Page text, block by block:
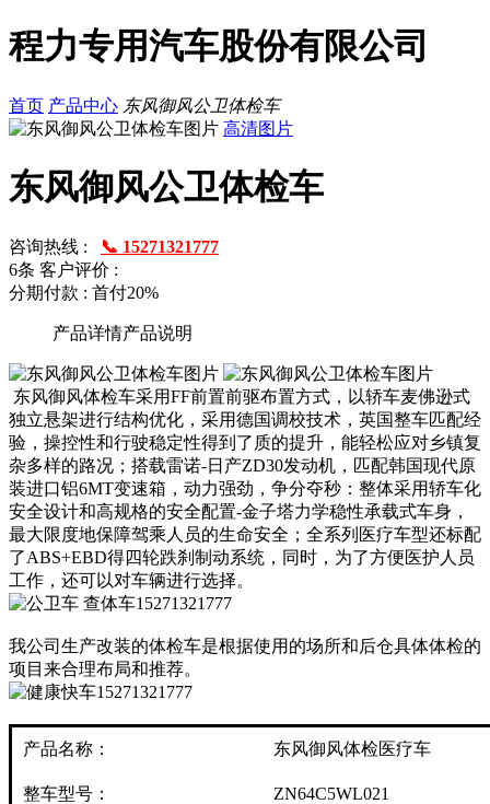
程力专用汽车股份有限公司
首页 产品中心 东风御风公卫体检车
高清图片
东风御风公卫体检车
咨询热线 :
📞 15271321777
6条 客户评价 :
分期付款 : 首付20%
产品详情产品说明
东风御风体检车采用FF前置前驱布置方式，以轿车麦佛逊式
独立悬架进行结构优化，采用德国调校技术，英国整车匹配经
验，操控性和行驶稳定性得到了质的提升，能轻松应对乡镇复
杂多样的路况；搭载雷诺-日产ZD30发动机，匹配韩国现代原
装进口铝6MT变速箱，动力强劲，争分夺秒：整体采用轿车化
安全设计和高规格的安全配置-金子塔力学稳性承载式车身，
最大限度地保障驾乘人员的生命安全；全系列医疗车型还标配
了ABS+EBD得四轮跌刹制动系统，同时，为了方便医护人员
工作，还可以对车辆进行选择。
我公司生产改装的体检车是根据使用的场所和后仓具体体检的
项目来合理布局和推荐。
产品名称： 东风御风体检医疗车
整车型号： ZN64C5WL021